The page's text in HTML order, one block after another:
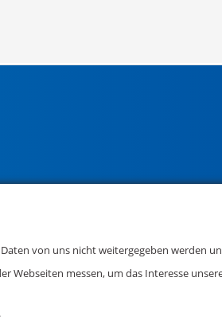
von uns nicht weitergegeben werden
Webseiten messen, um das Interesse
.